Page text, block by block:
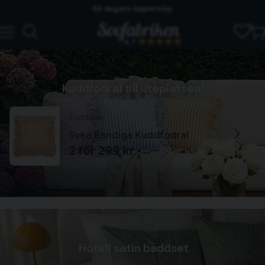
Kuddfodral till uteplatsen!
Svea Randiga Kuddfodral
2 för 299 kr
Hotell satin bäddset